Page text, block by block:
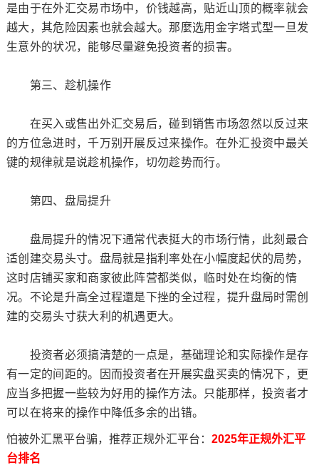
是由于在外汇交易市场中，价钱越高，贴近山顶的概率就会
越大，其危险因素也就会越大。那麼选用金字塔式型一旦发
生意外的状况，能够尽量避免投资者的损害。
第三、趁机操作
在买入或售出外汇交易后，碰到销售市场忽然以反过来
的方位急进时，千万别开展反过来操作。在外汇投资中最关
键的规律就是说趁机操作，切勿趁势而行。
第四、盘局提升
盘局提升的情况下通常代表挺大的市场行情，此刻最合
适创建交易头寸。盘局就是指利率处在小幅度起伏的局势，
这时店铺买家和商家彼此阵营都类似，临时处在均衡的情
况。不论是升高全过程還是下挫的全过程，提升盘局时需创
建的交易头寸获大利的机遇更大。
投资者必须搞清楚的一点是，基础理论和实际操作是存
有一定的间距的。因而投资者在开展实盘买卖的情况下，更
应当多把握一些较为好用的操作方法。只能那样，投资者才
可以在将来的操作中降低多余的出错。
怕被外汇黑平台骗，推荐正规外汇平台： 2025年正规外汇平
台排名